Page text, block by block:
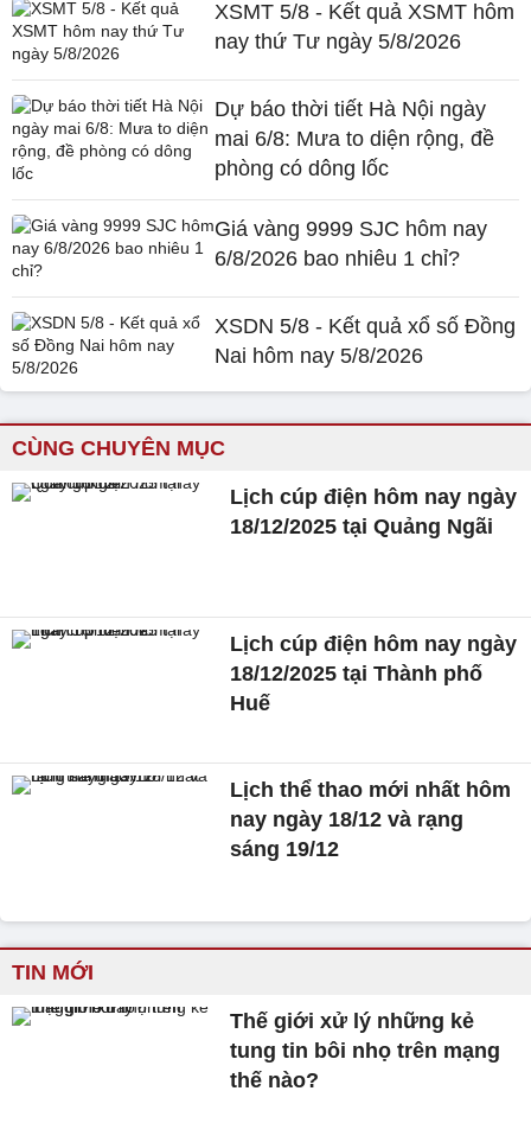
XSMT 5/8 - Kết quả XSMT hôm
nay thứ Tư ngày 5/8/2026
Dự báo thời tiết Hà Nội ngày
mai 6/8: Mưa to diện rộng, đề
phòng có dông lốc
Giá vàng 9999 SJC hôm nay
6/8/2026 bao nhiêu 1 chỉ?
XSDN 5/8 - Kết quả xổ số Đồng
Nai hôm nay 5/8/2026
CÙNG CHUYÊN MỤC
Lịch cúp điện hôm nay ngày
18/12/2025 tại Quảng Ngãi
Lịch cúp điện hôm nay ngày
18/12/2025 tại Thành phố
Huế
Lịch thể thao mới nhất hôm
nay ngày 18/12 và rạng
sáng 19/12
TIN MỚI
Thế giới xử lý những kẻ
tung tin bôi nhọ trên mạng
thế nào?